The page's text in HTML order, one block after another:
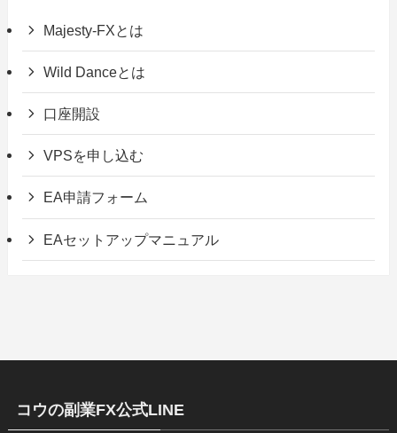
Majesty-FXとは
Wild Danceとは
口座開設
VPSを申し込む
EA申請フォーム
EAセットアップマニュアル
コウの副業FX公式LINE